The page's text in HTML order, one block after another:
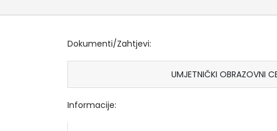
Dokumenti/Zahtjevi:
UMJETNIČKI OBRAZOVNI
Informacije: